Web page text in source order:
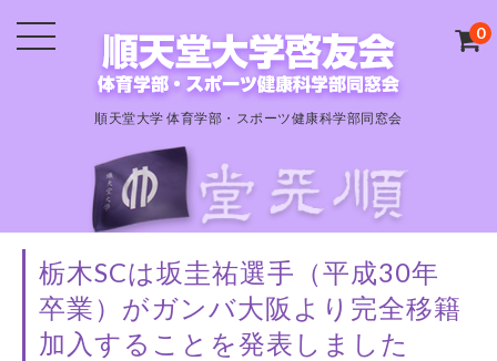
順天堂大学 体育学部・スポーツ健康科学部同窓会
0
栃木SCは坂圭祐選手（平成30年
卒業）がガンバ大阪より完全移籍
加入することを発表しました